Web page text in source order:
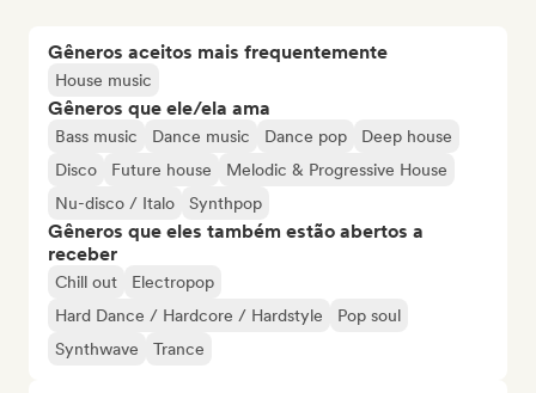
Gêneros aceitos mais frequentemente
House music
Gêneros que ele/ela ama
Bass music Dance music Dance pop
Deep house
Disco
Future house
Melodic & Progressive House
Nu-disco / Italo
Synthpop
Gêneros que eles também estão abertos a
receber
Chill out
Electropop
Hard Dance / Hardcore / Hardstyle
Pop soul
Synthwave
Trance